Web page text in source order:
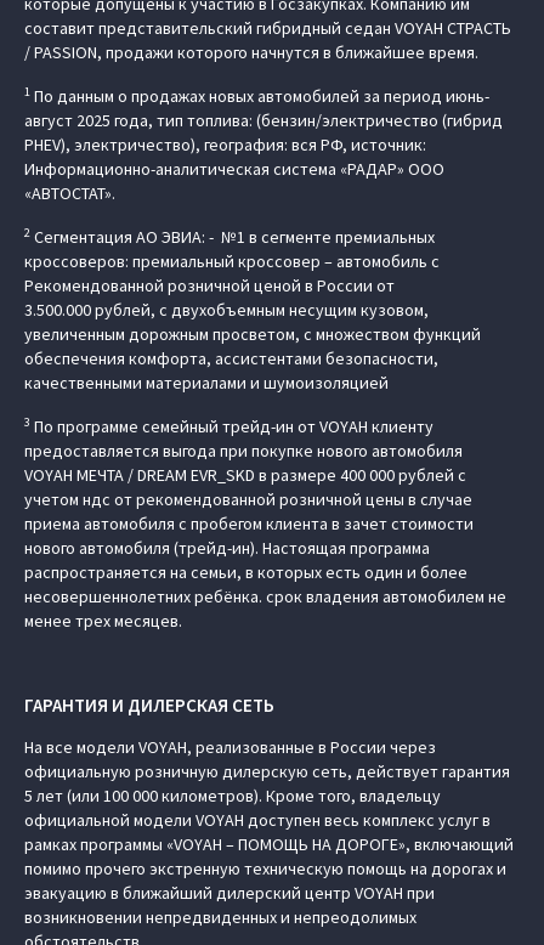
составит представительский гибридный седан VOYAH СТРАСТЬ
/ PASSION, продажи которого начнутся в ближайшее время.
1 По данным о продажах новых автомобилей за период июнь-
август 2025 года, тип топлива: (бензин/электричество (гибрид
PHEV), электричество), география: вся РФ, источник:
Информационно-аналитическая система «РАДАР» ООО
«АВТОСТАТ».
2 Сегментация АО ЭВИА: - №1 в сегменте премиальных
кроссоверов: премиальный кроссовер – автомобиль c
Рекомендованной розничной ценой в России от
3.500.000 рублей, с двухобъемным несущим кузовом,
увеличенным дорожным просветом, с множеством функций
обеспечения комфорта, ассистентами безопасности,
качественными материалами и шумоизоляцией
3 По программе семейный трейд-ин от VOYAH клиенту
предоставляется выгода при покупке нового автомобиля
VOYAH МЕЧТА / DREAM EVR_SKD в размере 400 000 рублей с
учетом ндс от рекомендованной розничной цены в случае
приема автомобиля с пробегом клиента в зачет стоимости
нового автомобиля (трейд-ин). Настоящая программа
распространяется на семьи, в которых есть один и более
несовершеннолетних ребёнка. срок владения автомобилем не
менее трех месяцев.
ГАРАНТИЯ И ДИЛЕРСКАЯ СЕТЬ
На все модели VOYAH, реализованные в России через
официальную розничную дилерскую сеть, действует гарантия
5 лет (или 100 000 километров). Кроме того, владельцу
официальной модели VOYAH доступен весь комплекс услуг в
рамках программы «VOYAH – ПОМОЩЬ НА ДОРОГЕ», включающий
помимо прочего экстренную техническую помощь на дорогах и
эвакуацию в ближайший дилерский центр VOYAH при
возникновении непредвиденных и непреодолимых